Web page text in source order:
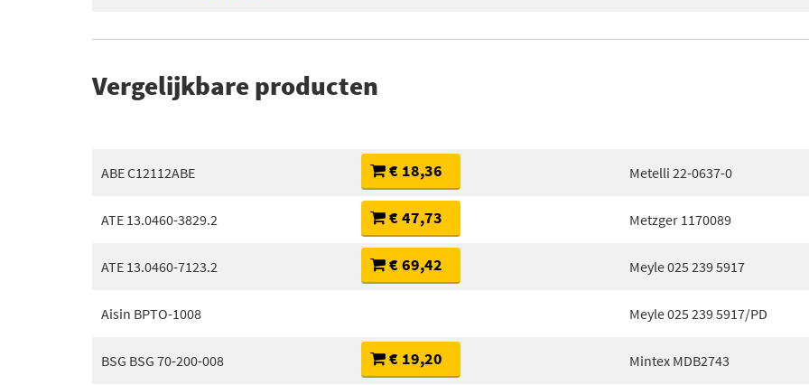
Vergelijkbare producten
ABE C12112ABE € 18,36
ATE 13.0460-3829.2 € 47,73
ATE 13.0460-7123.2 € 69,42
Aisin BPTO-1008
BSG BSG 70-200-008 € 19,20
Metelli 22-0637-0
Metzger 1170089
Meyle 025 239 5917
Meyle 025 239 5917/PD
Mintex MDB2743